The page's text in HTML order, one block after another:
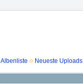
Albenliste
Neueste Uploads